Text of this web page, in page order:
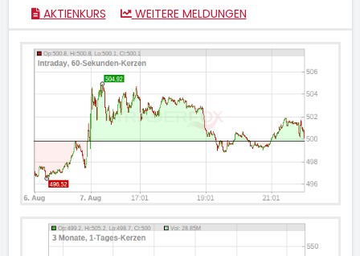
AKTIENKURS
WEITERE MELDUNGEN